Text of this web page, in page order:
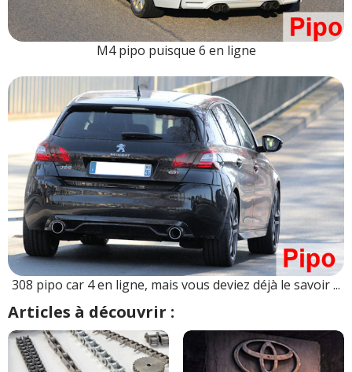
M4 pipo puisque 6 en ligne
308 pipo car 4 en ligne, mais vous deviez déjà le savoir ...
Articles à découvrir :